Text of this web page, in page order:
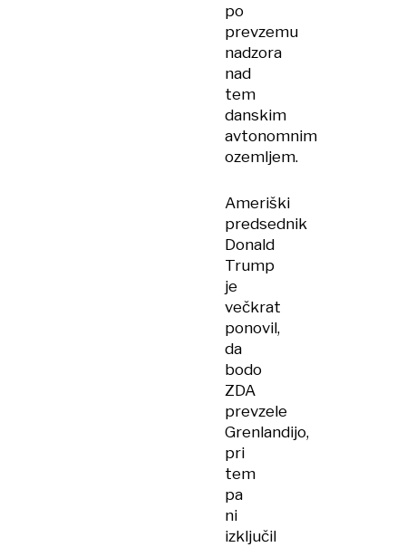
po
prevzemu
nadzora
nad
tem
danskim
avtonomnim
ozemljem.
Ameriški
predsednik
Donald
Trump
je
večkrat
ponovil,
da
bodo
ZDA
prevzele
Grenlandijo,
pri
tem
pa
ni
izključil